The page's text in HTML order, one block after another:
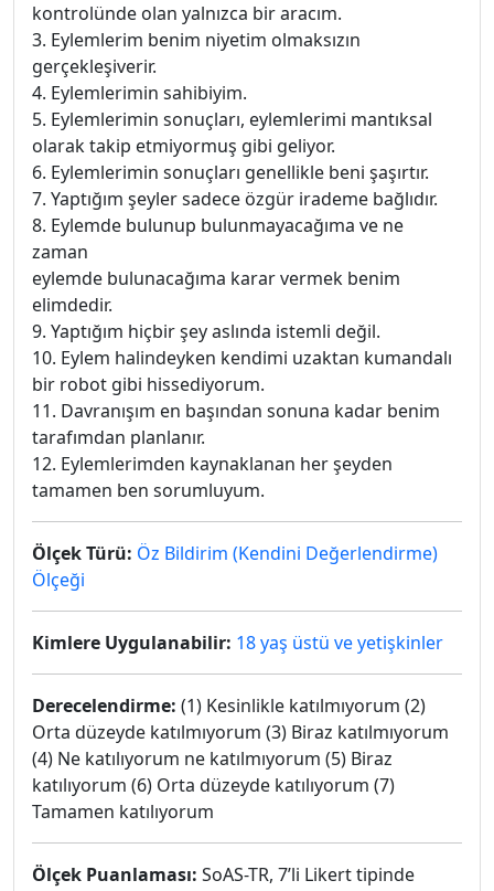
kontrolünde olan yalnızca bir aracım.
3. Eylemlerim benim niyetim olmaksızın
gerçekleşiverir.
4. Eylemlerimin sahibiyim.
5. Eylemlerimin sonuçları, eylemlerimi mantıksal
olarak takip etmiyormuş gibi geliyor.
6. Eylemlerimin sonuçları genellikle beni şaşırtır.
7. Yaptığım şeyler sadece özgür irademe bağlıdır.
8. Eylemde bulunup bulunmayacağıma ve ne
zaman
eylemde bulunacağıma karar vermek benim
elimdedir.
9. Yaptığım hiçbir şey aslında istemli değil.
10. Eylem halindeyken kendimi uzaktan kumandalı
bir robot gibi hissediyorum.
11. Davranışım en başından sonuna kadar benim
tarafımdan planlanır.
12. Eylemlerimden kaynaklanan her şeyden
tamamen ben sorumluyum.
Ölçek Türü: Öz Bildirim (Kendini Değerlendirme)
Ölçeği
Kimlere Uygulanabilir: 18 yaş üstü ve yetişkinler
Derecelendirme: (1) Kesinlikle katılmıyorum (2)
Orta düzeyde katılmıyorum (3) Biraz katılmıyorum
(4) Ne katılıyorum ne katılmıyorum (5) Biraz
katılıyorum (6) Orta düzeyde katılıyorum (7)
Tamamen katılıyorum
Ölçek Puanlaması: SoAS-TR, 7’li Likert tipinde